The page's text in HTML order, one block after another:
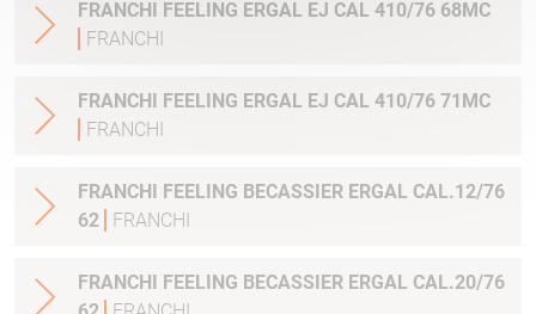
FRANCHI FEELING ERGAL EJ CAL 410/76 68MC
FRANCHI
FRANCHI FEELING ERGAL EJ CAL 410/76 71MC
FRANCHI
FRANCHI FEELING BECASSIER ERGAL CAL.12/76
62
FRANCHI
FRANCHI FEELING BECASSIER ERGAL CAL.20/76